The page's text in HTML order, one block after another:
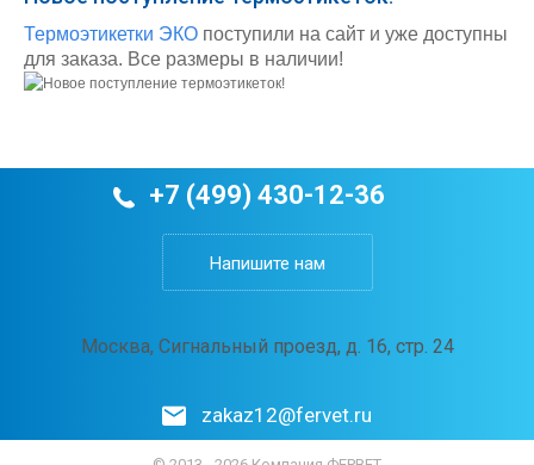
Термоэтикетки ЭКО поступили на сайт и уже доступны
для заказа. Все размеры в наличии!
+7 (499) 430-12-36
Напишите нам
Москва, Сигнальный проезд, д. 16, стр. 24
zakaz12@fervet.ru